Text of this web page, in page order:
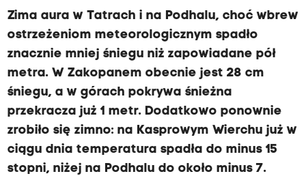
Zima aura w Tatrach i na Podhalu, choć wbrew
ostrzeżeniom meteorologicznym spadło
znacznie mniej śniegu niż zapowiadane pół
metra. W Zakopanem obecnie jest 28 cm
śniegu, a w górach pokrywa śnieżna
przekracza już 1 metr. Dodatkowo ponownie
zrobiło się zimno: na Kasprowym Wierchu już w
ciągu dnia temperatura spadła do minus 15
stopni, niżej na Podhalu do około minus 7.